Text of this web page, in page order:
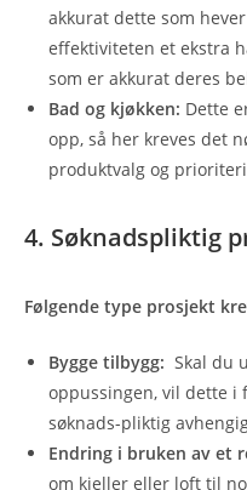
akkurat dette som
effektiviteten et ekstra
som er akkurat deres
Bad og kjøkken: Dette
opp, så her kreves det
produktvalg og
4. Søknadspliktig
Følgende type prosjekt
Bygge tilbygg: Skal du
oppussingen, vil dette
søknads-pliktig
Endring i bruken av et
om kjeller eller loft til